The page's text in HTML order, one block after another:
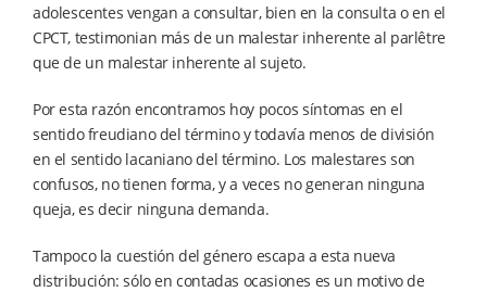
adolescentes vengan a consultar, bien en la consulta o en el
CPCT, testimonian más de un malestar inherente al parlêtre
que de un malestar inherente al sujeto.
Por esta razón encontramos hoy pocos síntomas en el
sentido freudiano del término y todavía menos de división
en el sentido lacaniano del término. Los malestares son
confusos, no tienen forma, y a veces no generan ninguna
queja, es decir ninguna demanda.
Tampoco la cuestión del género escapa a esta nueva
distribución: sólo en contadas ocasiones es un motivo de